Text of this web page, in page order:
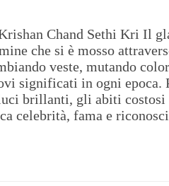
Chand Sethi Kri Il
che si è mosso
veste, mutando
significati in ogni epoca.
brillanti, gli abiti costosi
celebrità, fama e